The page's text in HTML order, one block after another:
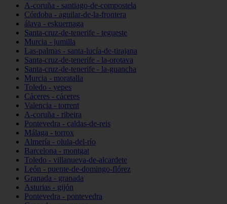
A-coruña - santiago-de-compostela
Córdoba - aguilar-de-la-frontera
álava - eskuernaga
Santa-cruz-de-tenerife - tegueste
Murcia - jumilla
Las-palmas - santa-lucía-de-tirajana
Santa-cruz-de-tenerife - la-orotava
Santa-cruz-de-tenerife - la-guancha
Murcia - moratalla
Toledo - yepes
Cáceres - cáceres
Valencia - torrent
A-coruña - ribeira
Pontevedra - caldas-de-reis
Málaga - torrox
Almería - olula-del-río
Barcelona - montgat
Toledo - villanueva-de-alcardete
León - puente-de-domingo-flórez
Granada - granada
Asturias - gijón
Pontevedra - pontevedra